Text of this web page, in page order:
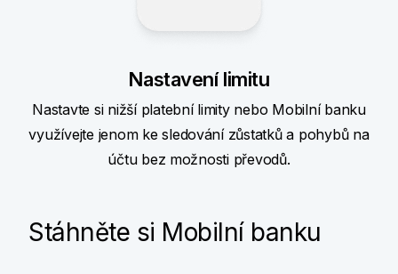
Nastavení limitu
Nastavte si nižší platební limity nebo Mobilní banku
využívejte jenom ke sledování zůstatků a pohybů na
účtu bez možnosti převodů.
Stáhněte si Mobilní banku